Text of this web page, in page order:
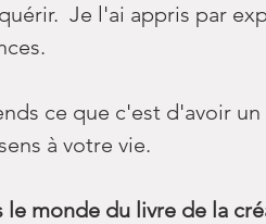
Je l'ai appris par
ce que c'est d'avoir
à votre vie.
le monde du livre de la